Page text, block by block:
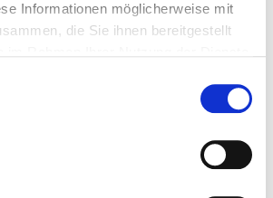
Informationen möglicherweise mit
die Sie ihnen bereitgestellt